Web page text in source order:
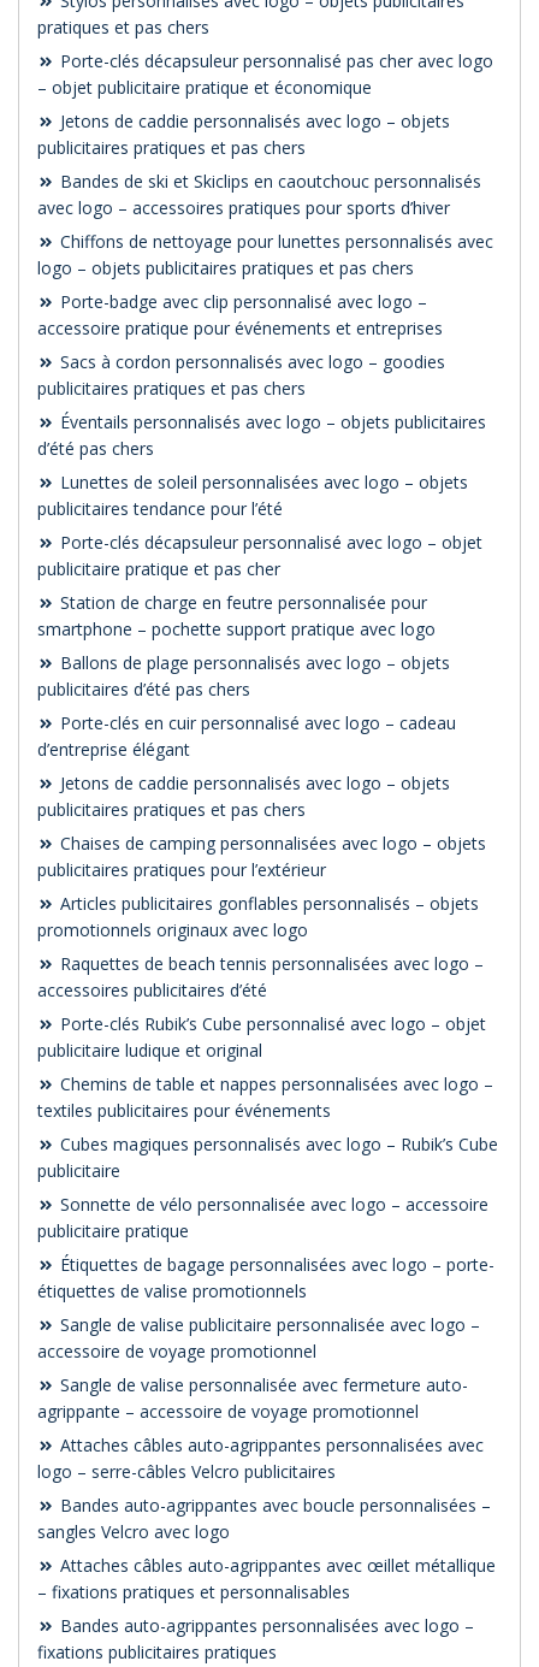
pratiques et pas chers
Porte-clés décapsuleur personnalisé pas cher avec logo
– objet publicitaire pratique et économique
Jetons de caddie personnalisés avec logo – objets
publicitaires pratiques et pas chers
Bandes de ski et Skiclips en caoutchouc personnalisés
avec logo – accessoires pratiques pour sports d’hiver
Chiffons de nettoyage pour lunettes personnalisés avec
logo – objets publicitaires pratiques et pas chers
Porte-badge avec clip personnalisé avec logo –
accessoire pratique pour événements et entreprises
Sacs à cordon personnalisés avec logo – goodies
publicitaires pratiques et pas chers
Éventails personnalisés avec logo – objets publicitaires
d’été pas chers
Lunettes de soleil personnalisées avec logo – objets
publicitaires tendance pour l’été
Porte-clés décapsuleur personnalisé avec logo – objet
publicitaire pratique et pas cher
Station de charge en feutre personnalisée pour
smartphone – pochette support pratique avec logo
Ballons de plage personnalisés avec logo – objets
publicitaires d’été pas chers
Porte-clés en cuir personnalisé avec logo – cadeau
d’entreprise élégant
Jetons de caddie personnalisés avec logo – objets
publicitaires pratiques et pas chers
Chaises de camping personnalisées avec logo – objets
publicitaires pratiques pour l’extérieur
Articles publicitaires gonflables personnalisés – objets
promotionnels originaux avec logo
Raquettes de beach tennis personnalisées avec logo –
accessoires publicitaires d’été
Porte-clés Rubik’s Cube personnalisé avec logo – objet
publicitaire ludique et original
Chemins de table et nappes personnalisées avec logo –
textiles publicitaires pour événements
Cubes magiques personnalisés avec logo – Rubik’s Cube
publicitaire
Sonnette de vélo personnalisée avec logo – accessoire
publicitaire pratique
Étiquettes de bagage personnalisées avec logo – porte-
étiquettes de valise promotionnels
Sangle de valise publicitaire personnalisée avec logo –
accessoire de voyage promotionnel
Sangle de valise personnalisée avec fermeture auto-
agrippante – accessoire de voyage promotionnel
Attaches câbles auto-agrippantes personnalisées avec
logo – serre-câbles Velcro publicitaires
Bandes auto-agrippantes avec boucle personnalisées –
sangles Velcro avec logo
Attaches câbles auto-agrippantes avec œillet métallique
– fixations pratiques et personnalisables
Bandes auto-agrippantes personnalisées avec logo –
fixations publicitaires pratiques